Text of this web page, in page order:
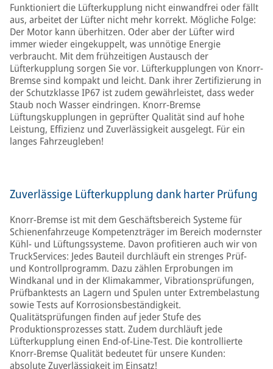
Funktioniert die Lüfterkupplung nicht einwandfrei oder fällt
aus, arbeitet der Lüfter nicht mehr korrekt. Mögliche Folge:
Der Motor kann überhitzen. Oder aber der Lüfter wird
immer wieder eingekuppelt, was unnötige Energie
verbraucht. Mit dem frühzeitigen Austausch der
Lüfterkupplung sorgen Sie vor. Lüfterkupplungen von Knorr-
Bremse sind kompakt und leicht. Dank ihrer Zertifizierung in
der Schutzklasse IP67 ist zudem gewährleistet, dass weder
Staub noch Wasser eindringen. Knorr-Bremse
Lüftungskupplungen in geprüfter Qualität sind auf hohe
Leistung, Effizienz und Zuverlässigkeit ausgelegt. Für ein
langes Fahrzeugleben!
Zuverlässige Lüfterkupplung dank harter Prüfung
Knorr-Bremse ist mit dem Geschäftsbereich Systeme für
Schienenfahrzeuge Kompetenzträger im Bereich modernster
Kühl- und Lüftungssysteme. Davon profitieren auch wir von
TruckServices: Jedes Bauteil durchläuft ein strenges Prüf-
und Kontrollprogramm. Dazu zählen Erprobungen im
Windkanal und in der Klimakammer, Vibrationsprüfungen,
Prüfbanktests an Lagern und Spulen unter Extrembelastung
sowie Tests auf Korrosionsbeständigkeit.
Qualitätsprüfungen finden auf jeder Stufe des
Produktionsprozesses statt. Zudem durchläuft jede
Lüfterkupplung einen End-of-Line-Test. Die kontrollierte
Knorr-Bremse Qualität bedeutet für unsere Kunden:
absolute Zuverlässigkeit im Einsatz!